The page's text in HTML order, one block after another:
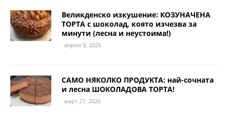
Великденско изкушение: КОЗУНАЧЕНА
ТОРТА с шоколад, която изчезва за
минути (лесна и неустоима!)
април 9, 2026
САМО НЯКОЛКО ПРОДУКТА: най-сочната
и лесна ШОКОЛАДОВА ТОРТА!
март 27, 2026